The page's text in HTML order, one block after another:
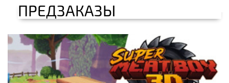
ПРЕДЗАКАЗЫ